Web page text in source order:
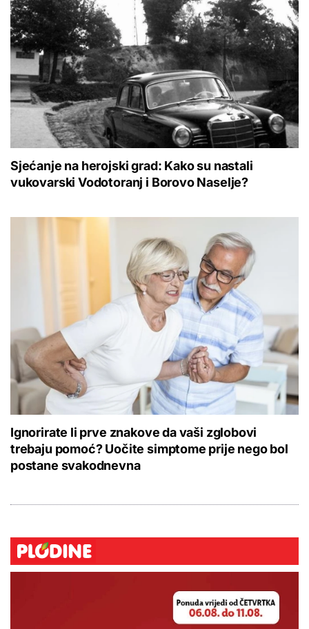
Sjećanje na herojski grad: Kako su nastali
vukovarski Vodotoranj i Borovo Naselje?
Ignorirate li prve znakove da vaši zglobovi
trebaju pomoć? Uočite simptome prije nego bol
postane svakodnevna